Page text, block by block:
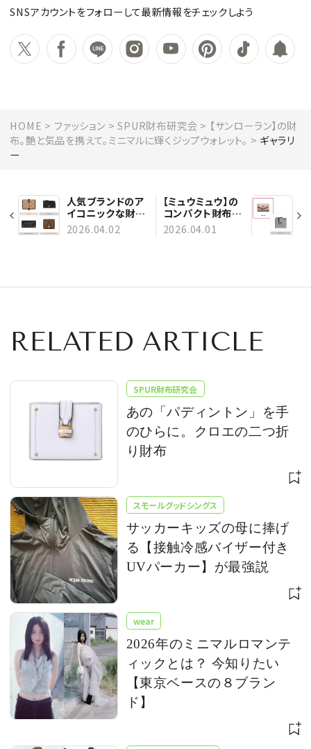
SNSアカウントをフォローして最新情報をチェックしよう
HOME ファッション SPUR財布研究会
【サンローラン】の財
布。艶と気品を携えて。ミニマルに輝くジップウォレット。
ギャラリ
ー
人気ブランドのア
イコニックな財布
4選。名品バッグの
デザインを持ち歩
2026.04.02
【ミュウミュウ】の
コンパクト財布３
選｜柔らかなカラ
ーで春のムードを
2026.04.01
RELATED ARTICLE
SPUR財布研究会
あの「パディントン」を手
のひらに。クロエの二つ折
り財布
スモールグッドシングス
サッカーキッズの母に捧げ
る【接触冷感バイザー付き
UVパーカー】が最強説
wear
2026年のミニマルロマンテ
ィックとは？ 今知りたい
【東京ベースの８ブラン
ド】